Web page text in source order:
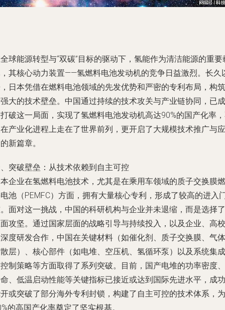
球能源转型与“双碳”目标的驱动下，氢能作为清洁能源的重要
其核心动力装置——氢燃料电池发动机的竞争日益激烈。长久
日本凭借在燃料电池领域的先发优势和严密的专利布局，构筑
大的技术壁垒。中国通过持续的技术攻关与产业链协同，已成
破这一局面，实现了氢燃料电池发动机高达90%的国产化率
产业化进程上走在了世界前列，更开启了大规模技术推广与应
新篇章。
突破壁垒：从技术依赖到自主可控
企业在氢燃料电池技术，尤其是在乘用车领域的质子交换膜燃
池（PEMFC）方面，拥有大量核心专利，形成了较高的进入
面对这一挑战，中国的科研机构与企业并未退缩，而是选择了
攻坚。通过国家层面的战略引导与持续投入，以及企业、高校
度研发合作，中国在关键材料（如催化剂、质子交换膜、气体
层）、核心部件（如电堆、空压机、氢循环泵）以及系统集成
制策略等方面取得了系列突破。目前，国产电堆的功率密度、
、低温启动性能等关键指标已接近或达到国际先进水平，成功
或突破了部分海外专利封锁，构建了自主可控的技术体系，为
的高国产化率奠定了坚实根基。